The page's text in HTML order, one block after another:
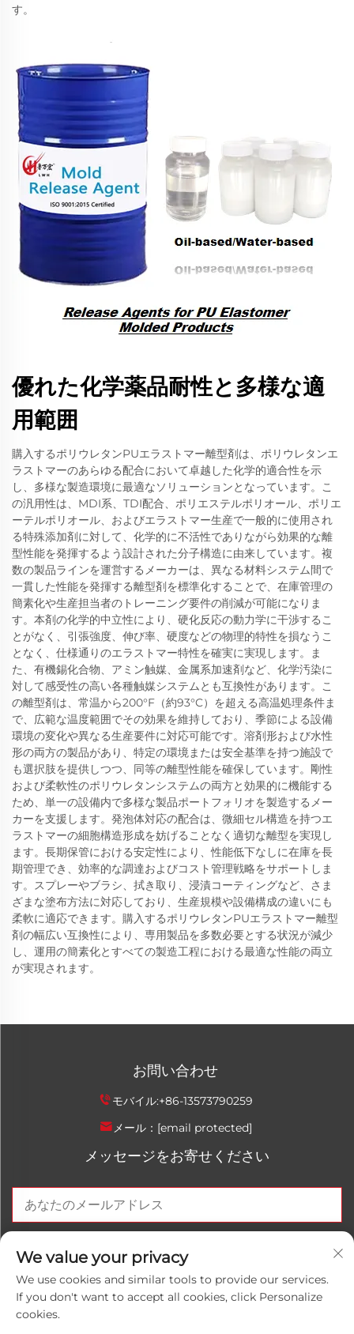
す。
優れた化学薬品耐性と多様な適
用範囲
購入するポリウレタンPUエラストマー離型剤は、ポリウレタンエ
ラストマーのあらゆる配合において卓越した化学的適合性を示
し、多様な製造環境に最適なソリューションとなっています。こ
の汎用性は、MDI系、TDI配合、ポリエステルポリオール、ポリエ
ーテルポリオール、およびエラストマー生産で一般的に使用され
る特殊添加剤に対して、化学的に不活性でありながら効果的な離
型性能を発揮するよう設計された分子構造に由来しています。複
数の製品ラインを運営するメーカーは、異なる材料システム間で
一貫した性能を発揮する離型剤を標準化することで、在庫管理の
簡素化や生産担当者のトレーニング要件の削減が可能になりま
す。本剤の化学的中立性により、硬化反応の動力学に干渉するこ
とがなく、引張強度、伸び率、硬度などの物理的特性を損なうこ
となく、仕様通りのエラストマー特性を確実に実現します。ま
た、有機錫化合物、アミン触媒、金属系加速剤など、化学汚染に
対して感受性の高い各種触媒システムとも互換性があります。こ
の離型剤は、常温から200°F（約93°C）を超える高温処理条件ま
で、広範な温度範囲でその効果を維持しており、季節による設備
環境の変化や異なる生産要件に対応可能です。溶剤形および水性
形の両方の製品があり、特定の環境または安全基準を持つ施設で
も選択肢を提供しつつ、同等の離型性能を確保しています。剛性
および柔軟性のポリウレタンシステムの両方と効果的に機能する
ため、単一の設備内で多様な製品ポートフォリオを製造するメー
カーを支援します。発泡体対応の配合は、微細セル構造を持つエ
ラストマーの細胞構造形成を妨げることなく適切な離型を実現し
ます。長期保管における安定性により、性能低下なしに在庫を長
期管理でき、効率的な調達およびコスト管理戦略をサポートしま
す。スプレーやブラシ、拭き取り、浸漬コーティングなど、さま
ざまな塗布方法に対応しており、生産規模や設備構成の違いにも
柔軟に適応できます。購入するポリウレタンPUエラストマー離型
剤の幅広い互換性により、専用製品を多数必要とする状況が減少
し、運用の簡素化とすべての製造工程における最適な性能の両立
が実現されます。
お問い合わせ
モバイル:+86-13573790259
メール： [email protected]
メッセージをお寄せください
今すぐ送信
We value your privacy
We use cookies and similar tools to provide our services.
If you don't want to accept all cookies, click Personalize
cookies.